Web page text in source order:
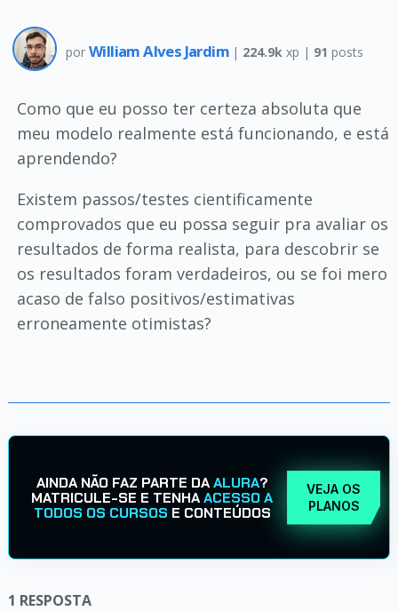
por William Alves Jardim | 224.9k xp | 91 posts
Como que eu posso ter certeza absoluta que
meu modelo realmente está funcionando, e está
aprendendo?
Existem passos/testes cientificamente
comprovados que eu possa seguir pra avaliar os
resultados de forma realista, para descobrir se
os resultados foram verdadeiros, ou se foi mero
acaso de falso positivos/estimativas
erroneamente otimistas?
AINDA NÃO FAZ PARTE DAALURA?
MATRICULE-SE E TENHAACESSO A
TODOS OS CURSOS E CONTEÚDOS
VEJA OS
PLANOS
1 RESPOSTA